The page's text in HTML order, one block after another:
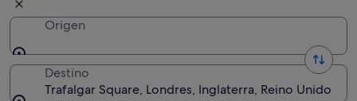
Origen
Destino
Trafalgar Square, Londres, Inglaterra, Reino Unido